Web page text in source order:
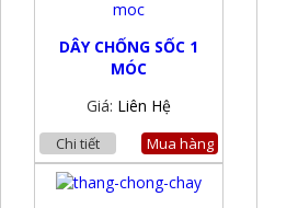
DÂY CHỐNG SỐC 1
MÓC
Giá: Liên Hệ
Chi tiết Mua hàng